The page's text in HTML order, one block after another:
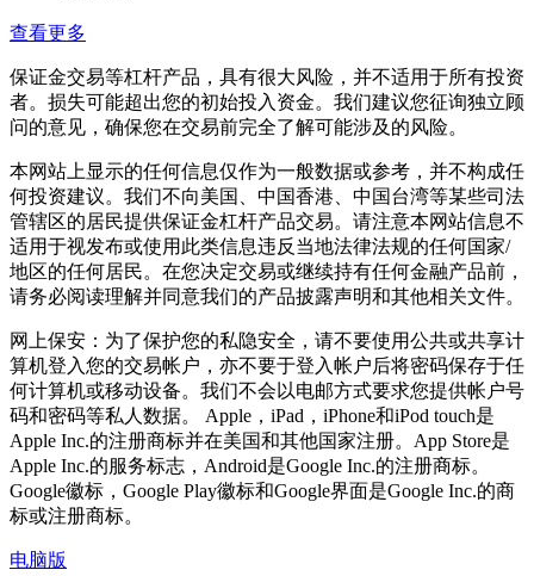
查看更多
保证金交易等杠杆产品，具有很大风险，并不适用于所有投资
者。损失可能超出您的初始投入资金。我们建议您征询独立顾
问的意见，确保您在交易前完全了解可能涉及的风险。
本网站上显示的任何信息仅作为一般数据或参考，并不构成任
何投资建议。我们不向美国、中国香港、中国台湾等某些司法
管辖区的居民提供保证金杠杆产品交易。请注意本网站信息不
适用于视发布或使用此类信息违反当地法律法规的任何国家/
地区的任何居民。在您决定交易或继续持有任何金融产品前，
请务必阅读理解并同意我们的产品披露声明和其他相关文件。
网上保安：为了保护您的私隐安全，请不要使用公共或共享计
算机登入您的交易帐户，亦不要于登入帐户后将密码保存于任
何计算机或移动设备。我们不会以电邮方式要求您提供帐户号
码和密码等私人数据。 Apple，iPad，iPhone和iPod touch是
Apple Inc.的注册商标并在美国和其他国家注册。App Store是
Apple Inc.的服务标志，Android是Google Inc.的注册商标。
Google徽标，Google Play徽标和Google界面是Google Inc.的商
标或注册商标。
电脑版